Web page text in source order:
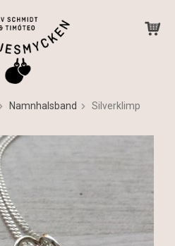
Namnhalsband Silverklimp